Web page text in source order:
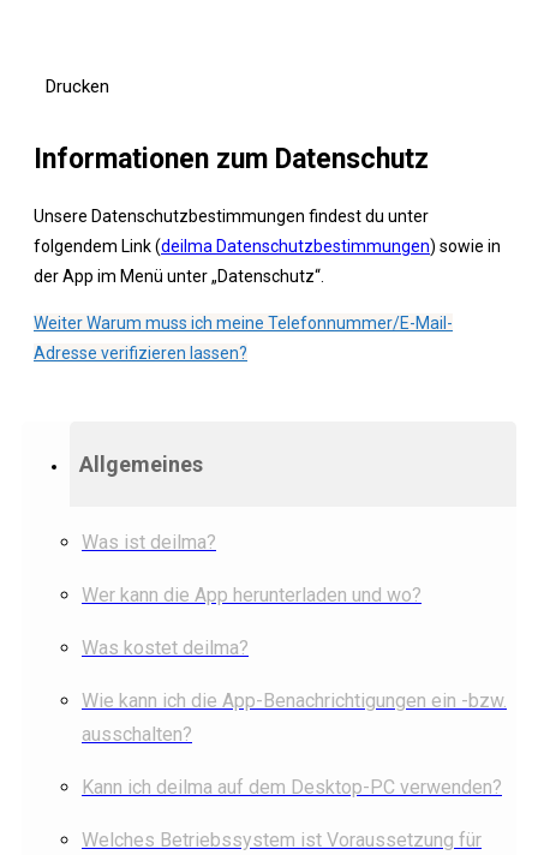
Allgemeines
Was ist deilma?
Wer kann die App herunterladen und wo?
Was kostet deilma?
Wie kann ich die App-Benachrichtigungen ein -bzw.
ausschalten?
Kann ich deilma auf dem Desktop-PC verwenden?
Welches Betriebssystem ist Voraussetzung für
Drucken
Informationen zum Datenschutz
Unsere Datenschutzbestimmungen findest du unter
folgendem Link (deilma Datenschutzbestimmungen) sowie in
der App im Menü unter „Datenschutz“.
WeiterWarum muss ich meine Telefonnummer/E-Mail-
Adresse verifizieren lassen?